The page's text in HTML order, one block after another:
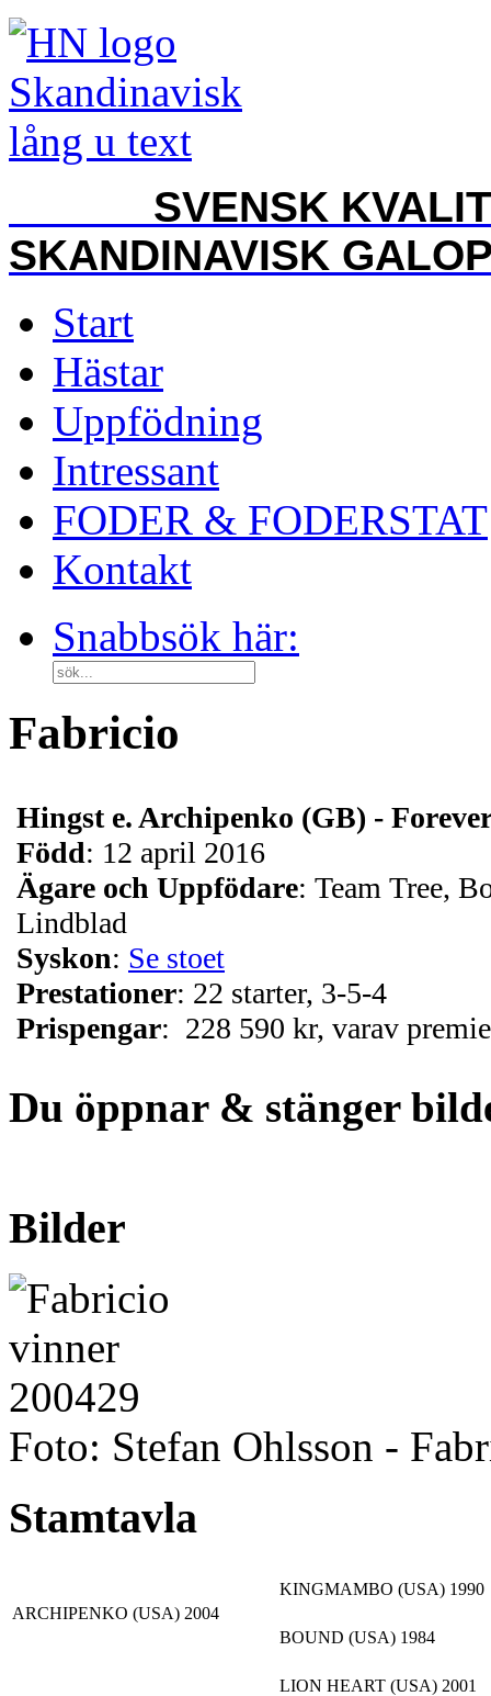
SVENSK
SKANDINAVISK
Start
Hästar
Uppfödning
Intressant
FODER & FODERSTAT
Kontakt
Snabbsök här:
Fabricio
Hingst e. Archipenko (GB) -
Född: 12 april 2016
Ägare och Uppfödare: Team Tree,
Lindblad
Syskon: Se stoet
Prestationer: 22 starter, 3-5-4
Prispengar: 228 590 kr, varav
Du öppnar & stänger
Bilder
Foto: Stefan Ohlsson -
Stamtavla
ARCHIPENKO (USA) 2004
KINGMAMBO (USA) 1990
BOUND (USA) 1984
LION HEART (USA) 2001